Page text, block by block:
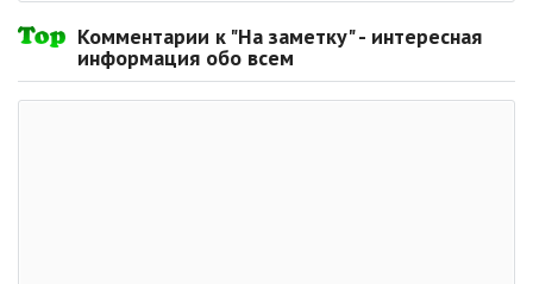
Комментарии к "На заметку" - интересная
информация обо всем